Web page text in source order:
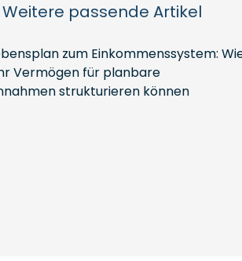
Weitere passende Artikel